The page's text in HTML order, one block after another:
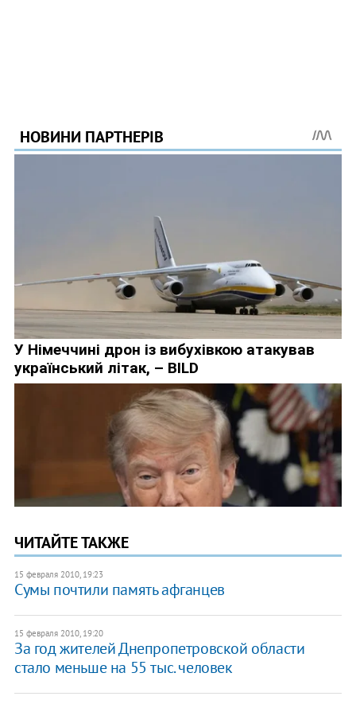
ЧИТАЙТЕ ТАКЖЕ
15 февраля 2010, 19:23
Сумы почтили память афганцев
15 февраля 2010, 19:20
За год жителей Днепропетровской области
стало меньше на 55 тыс. человек